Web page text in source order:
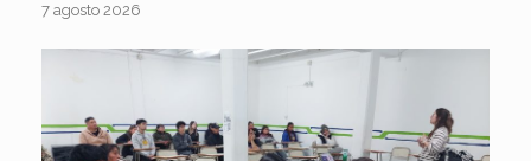
7 agosto 2026